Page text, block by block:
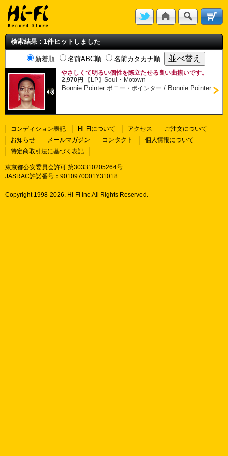
検索結果：1件ヒットしました
新着順 名前ABC順 名前カタカナ順
やさしくて明るい個性を際立たせる良い曲揃いです。
2,970円
【LP】Soul ・ Motown
Bonnie Pointer ボニー・ポインター / Bonnie Pointer
コンディション表記 Hi-Fiについて アクセス
ご注文について
お知らせ
メールマガジン コンタクト
個人情報について
特定商取引法に基づく表記
東京都公安委員会許可 第303310205264号
JASRAC許諾番号：9010970001Y31018
Copyright 1998-2026. Hi-Fi Inc.All Rights Reserved.